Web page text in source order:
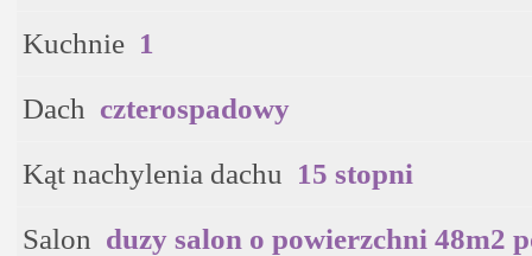
Kuchnie 1
Dach czterospadowy
Kąt nachylenia dachu 15 stopni
Salon duzy salon o powierzchni 48m2